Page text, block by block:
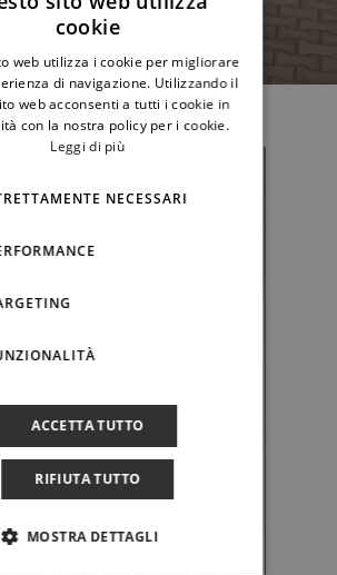
cookie
web utilizza i cookie per migliorare
di navigazione. Utilizzando il
web acconsenti a tutti i cookie in
con la nostra policy per i cookie.
Leggi di più
NECESSARI
ACCETTA TUTTO
RIFIUTA TUTTO
MOSTRA DETTAGLI